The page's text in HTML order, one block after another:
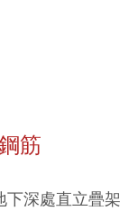
筋
下深處直立疊架